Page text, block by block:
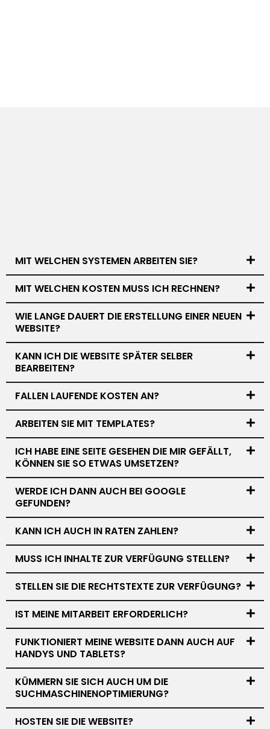
MIT WELCHEN SYSTEMEN ARBEITEN SIE?
MIT WELCHEN KOSTEN MUSS ICH RECHNEN?
WIE LANGE DAUERT DIE ERSTELLUNG EINER NEUEN
WEBSITE?
KANN ICH DIE WEBSITE SPÄTER SELBER
BEARBEITEN?
FALLEN LAUFENDE KOSTEN AN?
ARBEITEN SIE MIT TEMPLATES?
ICH HABE EINE SEITE GESEHEN DIE MIR GEFÄLLT,
KÖNNEN SIE SO ETWAS UMSETZEN?
WERDE ICH DANN AUCH BEI GOOGLE
GEFUNDEN?
KANN ICH AUCH IN RATEN ZAHLEN?
MUSS ICH INHALTE ZUR VERFÜGUNG STELLEN?
STELLEN SIE DIE RECHTSTEXTE ZUR VERFÜGUNG?
IST MEINE MITARBEIT ERFORDERLICH?
FUNKTIONIERT MEINE WEBSITE DANN AUCH AUF
HANDYS UND TABLETS?
KÜMMERN SIE SICH AUCH UM DIE
SUCHMASCHINENOPTIMIERUNG?
HOSTEN SIE DIE WEBSITE?